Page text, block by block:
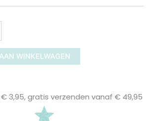
WINKELWAGEN
3,95, gratis verzenden vanaf € 49,95